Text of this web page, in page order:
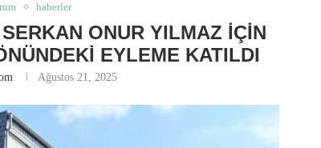
haberler
ONUR YILMAZ İÇIN
EYLEME KATILDI
Ağustos 21, 2025